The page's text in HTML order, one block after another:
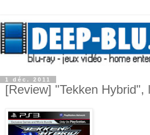
1 déc. 2011
[Review] "Tekken Hybrid",